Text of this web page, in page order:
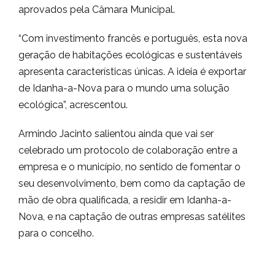
aprovados pela Câmara Municipal.
“Com investimento francês e português, esta nova
geração de habitações ecológicas e sustentáveis
apresenta características únicas. A ideia é exportar
de Idanha-a-Nova para o mundo uma solução
ecológica”, acrescentou.
Armindo Jacinto salientou ainda que vai ser
celebrado um protocolo de colaboração entre a
empresa e o município, no sentido de fomentar o
seu desenvolvimento, bem como da captação de
mão de obra qualificada, a residir em Idanha-a-
Nova, e na captação de outras empresas satélites
para o concelho.